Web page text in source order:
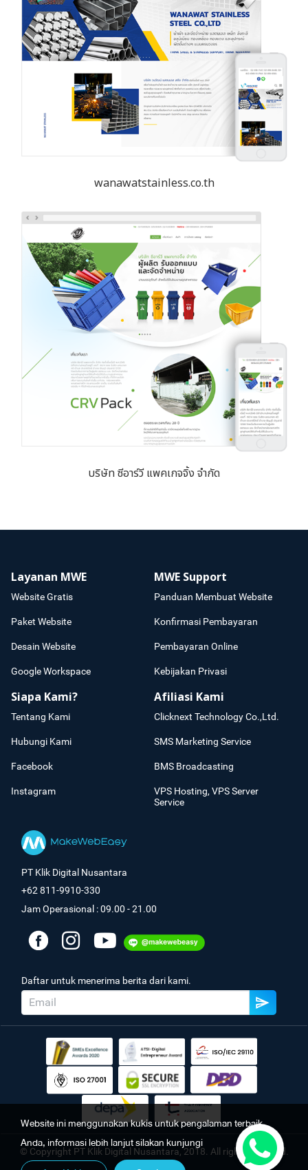
wanawatstainless.co.th
บริษัท ซีอาร์วี แพคเกจจิ้ง จำกัด
Layanan MWE
Website Gratis
Paket Website
Desain Website
Google Workspace
MWE Support
Panduan Membuat Website
Konfirmasi Pembayaran
Pembayaran Online
Kebijakan Privasi
Siapa Kami?
Tentang Kami
Hubungi Kami
Facebook
Instagram
Afiliasi Kami
Clicknext Technology Co.,Ltd.
SMS Marketing Service
BMS Broadcasting
VPS Hosting, VPS Server
Service
PT Klik Digital Nusantara
+62 811-9910-330
Jam Operasional : 09.00 - 21.00
Daftar untuk menerima berita dari kami.
© Copyright PT Klik Digital Nusantara, 2018. All rights reserved.
Website ini menggunakan kukis untuk pengalaman terbaik
Anda, informasi lebih lanjut silakan kunjungi